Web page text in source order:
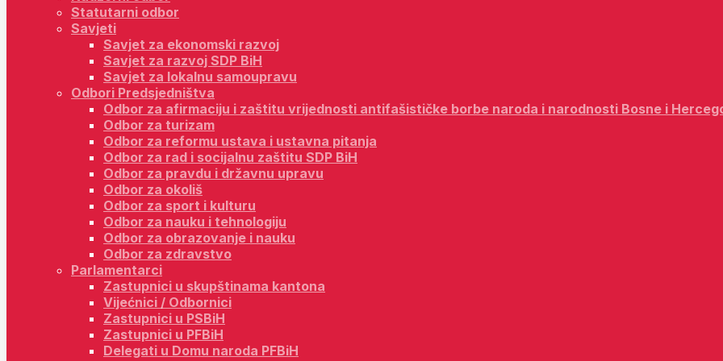
Statutarni odbor
Savjeti
Savjet za ekonomski razvoj
Savjet za razvoj SDP BiH
Savjet za lokalnu samoupravu
Odbori Predsjedništva
Odbor za afirmaciju i zaštitu vrijednosti antifašističke borbe naroda i narodnosti Bosne i
Odbor za turizam
Odbor za reformu ustava i ustavna pitanja
Odbor za rad i socijalnu zaštitu SDP BiH
Odbor za pravdu i državnu upravu
Odbor za okoliš
Odbor za sport i kulturu
Odbor za nauku i tehnologiju
Odbor za obrazovanje i nauku
Odbor za zdravstvo
Parlamentarci
Zastupnici u skupštinama kantona
Vijećnici / Odbornici
Zastupnici u PSBiH
Zastupnici u PFBiH
Delegati u Domu naroda PFBiH